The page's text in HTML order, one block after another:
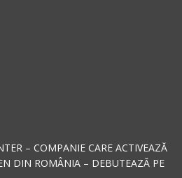
– COMPANIE CARE ACTIVEAZĂ
DIN ROMÂNIA – DEBUTEAZĂ PE